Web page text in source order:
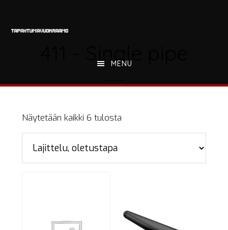
sivupalkkiin
MENU
Näytetään kaikki 6 tulosta